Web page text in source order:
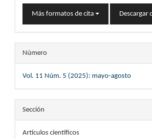
Más formatos de cita Descargar
Número
Vol. 11 Núm. 5 (2025): mayo-agosto
Sección
Artículos científicos